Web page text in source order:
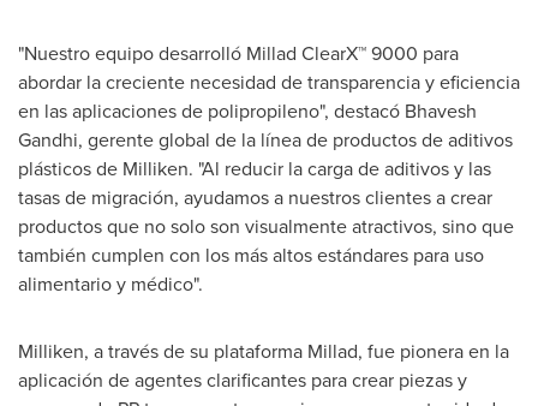
"Nuestro equipo desarrolló Millad ClearX™ 9000 para
abordar la creciente necesidad de transparencia y eficiencia
en las aplicaciones de polipropileno", destacó Bhavesh
Gandhi, gerente global de la línea de productos de aditivos
plásticos de Milliken. "Al reducir la carga de aditivos y las
tasas de migración, ayudamos a nuestros clientes a crear
productos que no solo son visualmente atractivos, sino que
también cumplen con los más altos estándares para uso
alimentario y médico".
Milliken, a través de su plataforma Millad, fue pionera en la
aplicación de agentes clarificantes para crear piezas y